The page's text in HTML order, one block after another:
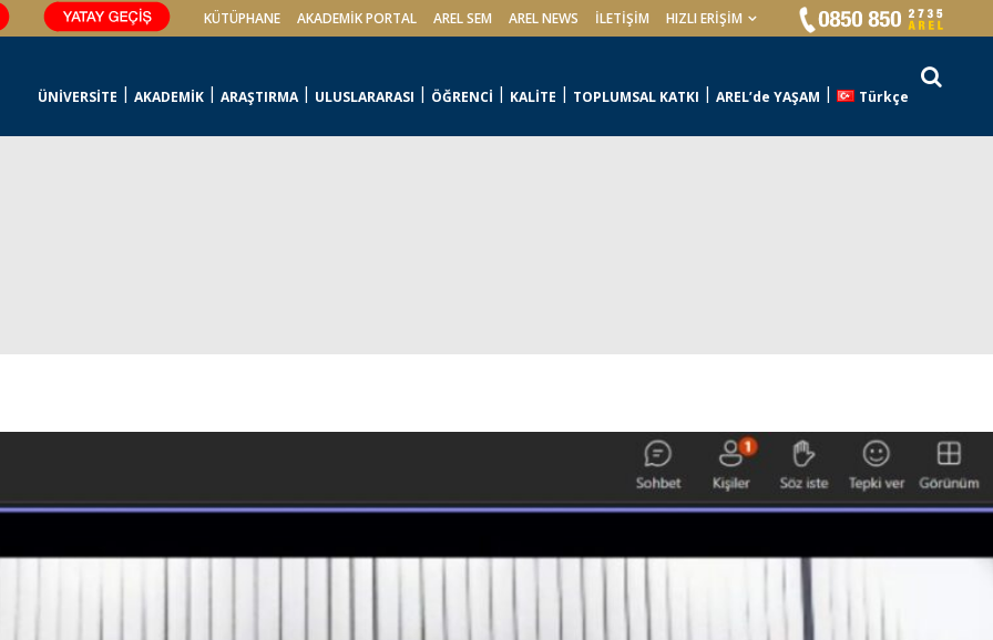
KÜTÜPHANE AKADEMİK PORTAL AREL SEM AREL NEWS İLETIŞIM HIZLI ERİŞİM
ÜNİVERSİTE AKADEMİK ARAŞTIRMA ULUSLARARASI ÖĞRENCİ KALİTE TOPLUMSAL KATKI AREL’de YAŞAM Türkçe